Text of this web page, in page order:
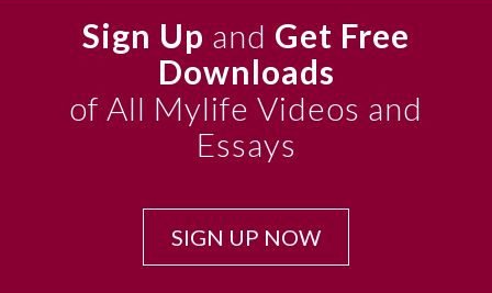
Sign Up and Get Free
Downloads
of All Mylife Videos and
Essays
SIGN UP NOW